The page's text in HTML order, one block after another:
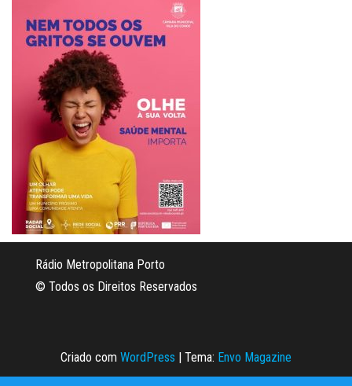
Rádio Metropolitana Porto
© Todos os Direitos Reservados
Criado com WordPress Tema: Envo Magazine